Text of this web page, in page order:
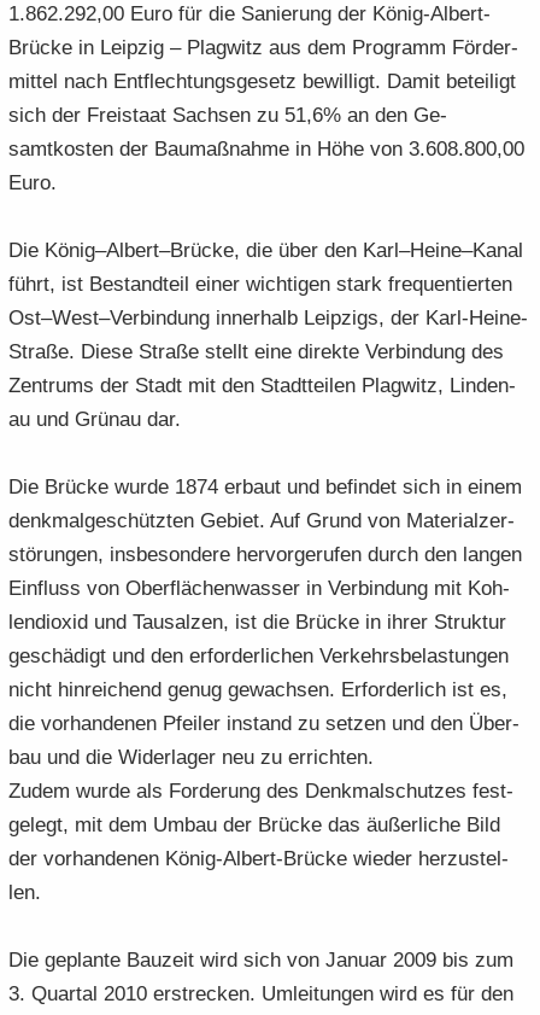
e
n
­
N
a
v
g
a
­
o
n
­
o
n
t
i
­
e
n
­
N
a
g
a
­
o
n
­
t
i
n
1.862.292,00 Euro für die Sa­nie­rung der König-​Albert-
Brücke in Leip­zig – Plag­witz aus dem Pro­gramm För­der­
mit­tel nach Ent­flech­tungs­ge­setz be­wil­ligt. Damit be­tei­ligt
sich der Frei­staat Sach­sen zu 51,6% an den Ge-​
samtkosten der Bau­maß­nah­me in Höhe von 3.608.800,00
Euro.
Die König–Al­bert–Brü­cke, die über den Karl–Heine–Kanal
führt, ist Be­stand­teil einer wich­ti­gen stark fre­quen­tier­ten
Ost–West–Ver­bin­dung in­ner­halb Leip­zigs, der Karl-​Heine-
Straße. Diese Stra­ße stellt eine di­rek­te Ver­bin­dung des
Zen­trums der Stadt mit den Stadt­tei­len Plag­witz, Lin­den­
au und Grün­au dar.
Die Brü­cke wurde 1874 er­baut und be­fin­det sich in einem
denk­mal­ge­schütz­ten Ge­biet. Auf Grund von Ma­te­ri­al­zer­
stö­run­gen, ins­be­son­de­re her­vor­ge­ru­fen durch den lan­gen
Ein­fluss von Ober­flä­chen­was­ser in Ver­bin­dung mit Koh­
len­di­oxid und Tau­sal­zen, ist die Brü­cke in ihrer Struk­tur
ge­schä­digt und den er­for­der­li­chen Ver­kehrs­be­las­tun­gen
nicht hin­rei­chend genug ge­wach­sen. Er­for­der­lich ist es,
die vor­han­de­nen Pfei­ler in­stand zu set­zen und den Über­
bau und die Wi­der­la­ger neu zu er­rich­ten.
Zudem wurde als For­de­rung des Denk­mal­schut­zes fest­
ge­legt, mit dem Umbau der Brü­cke das äu­ßer­li­che Bild
der vor­han­de­nen König-​Albert-Brücke wie­der her­zu­stel­
len.
Die ge­plan­te Bau­zeit wird sich von Ja­nu­ar 2009 bis zum
3. Quar­tal 2010 er­stre­cken. Um­lei­tun­gen wird es für den
m
a
­
­
n